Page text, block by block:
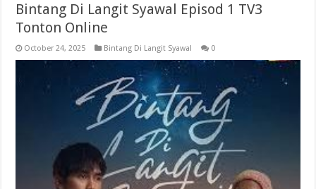
Bintang Di Langit Syawal Episod 1 TV3
Tonton Online
October 24, 2025 Bintang Di Langit Syawal 0